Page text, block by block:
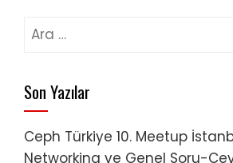
Arama:
Son Yazılar
Ceph Türkiye 10. Meetup
Networking ve Genel Soru-